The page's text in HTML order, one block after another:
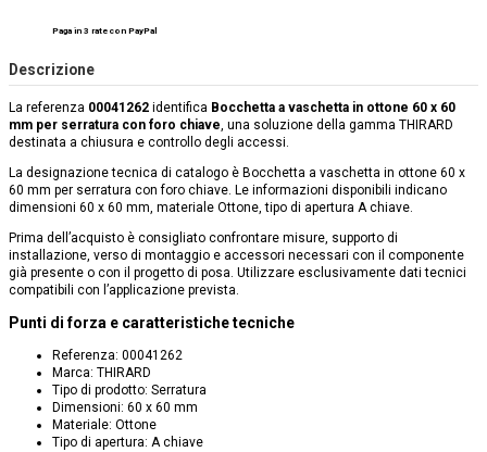
Paga in 3 rate con PayPal
Descrizione
La referenza 00041262 identifica Bocchetta a vaschetta in ottone 60 x 60
mm per serratura con foro chiave, una soluzione della gamma THIRARD
destinata a chiusura e controllo degli accessi.
La designazione tecnica di catalogo è Bocchetta a vaschetta in ottone 60 x
60 mm per serratura con foro chiave. Le informazioni disponibili indicano
dimensioni 60 x 60 mm, materiale Ottone, tipo di apertura A chiave.
Prima dell’acquisto è consigliato confrontare misure, supporto di
installazione, verso di montaggio e accessori necessari con il componente
già presente o con il progetto di posa. Utilizzare esclusivamente dati tecnici
compatibili con l’applicazione prevista.
Punti di forza e caratteristiche tecniche
Referenza: 00041262
Marca: THIRARD
Tipo di prodotto: Serratura
Dimensioni: 60 x 60 mm
Materiale: Ottone
Tipo di apertura: A chiave